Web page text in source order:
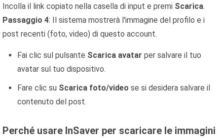
Incolla il link copiato nella casella di input e premi Scarica.
Passaggio 4: Il sistema mostrerà l'immagine del profilo e i
post recenti (foto, video) di questo account.
Fai clic sul pulsante Scarica avatar per salvare il tuo
avatar sul tuo dispositivo.
Fare clic su Scarica foto/video se si desidera salvare il
contenuto del post.
Perché usare InSaver per scaricare le immagini